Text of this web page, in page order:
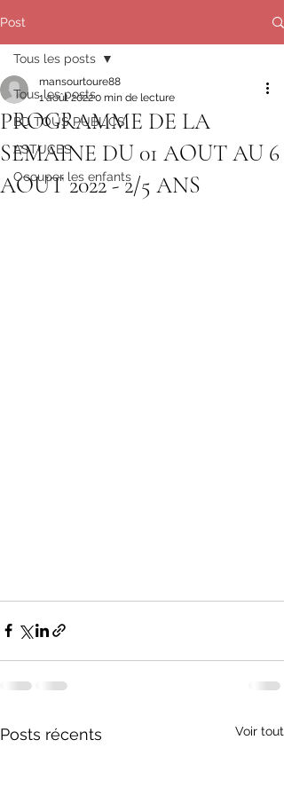
Post
Tous les posts
BD TOUS PUBLICS
ASTUCES
Occuper les enfants
Tous les posts
PROGRAMME DE LA
SEMAINE DU 01 AOUT AU 6
AOUT 2022 - 2/5 ANS
mansourtoure88
1 août 20220 min de lecture
Posts récents Voir tout